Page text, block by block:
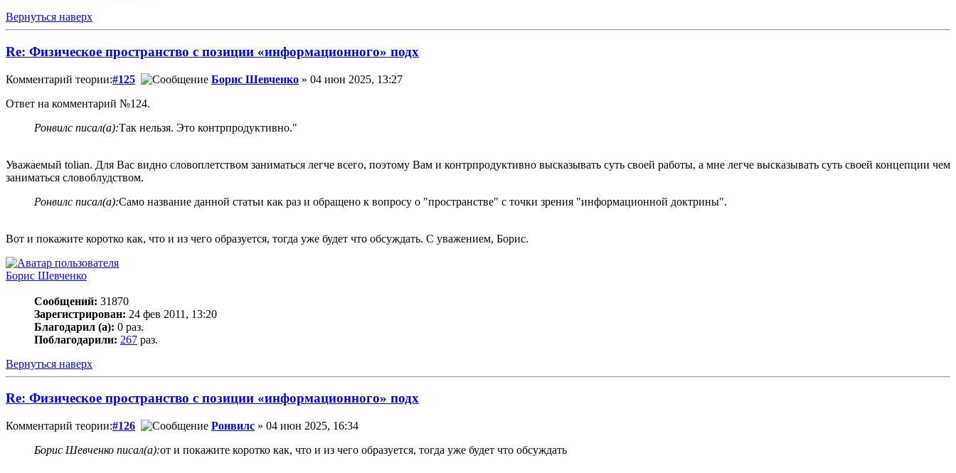
Вернуться наверх
Re: Физическое пространство с позиции «информационного» подх
Комментарий теории:#125 Борис Шевченко » 04 июн 2025, 13:27
Ответ на комментарий №124.
Ронвилс писал(а):Так нельзя. Это контрпродуктивно."
Уважаемый tolian. Для Вас видно словоплетством заниматься легче всего, поэтому Вам и контрпродуктивно высказывать суть своей работы, а мне легче высказывать суть своей концепции чем
заниматься словоблудством.
Ронвилс писал(а):Само название данной статьи как раз и обращено к вопросу о "пространстве" с точки зрения "информационной доктрины".
Вот и покажите коротко как, что и из чего образуется, тогда уже будет что обсуждать. С уважением, Борис.
Борис Шевченко
Сообщений: 31870
Зарегистрирован: 24 фев 2011, 13:20
Благодарил (а): 0 раз.
Поблагодарили: 267 раз.
Вернуться наверх
Re: Физическое пространство с позиции «информационного» подх
Комментарий теории:#126 Ронвилс » 04 июн 2025, 16:34
Борис Шевченко писал(а):от и покажите коротко как, что и из чего образуется, тогда уже будет что обсуждать